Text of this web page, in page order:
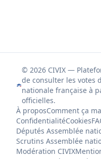
© 2026 CIVIX —
de consulter les votes
nationale française à
officielles.
À proposComment ça
ConfidentialitéCookies
Députés Assemblée
Scrutins Assemblée
Modération CIVIX